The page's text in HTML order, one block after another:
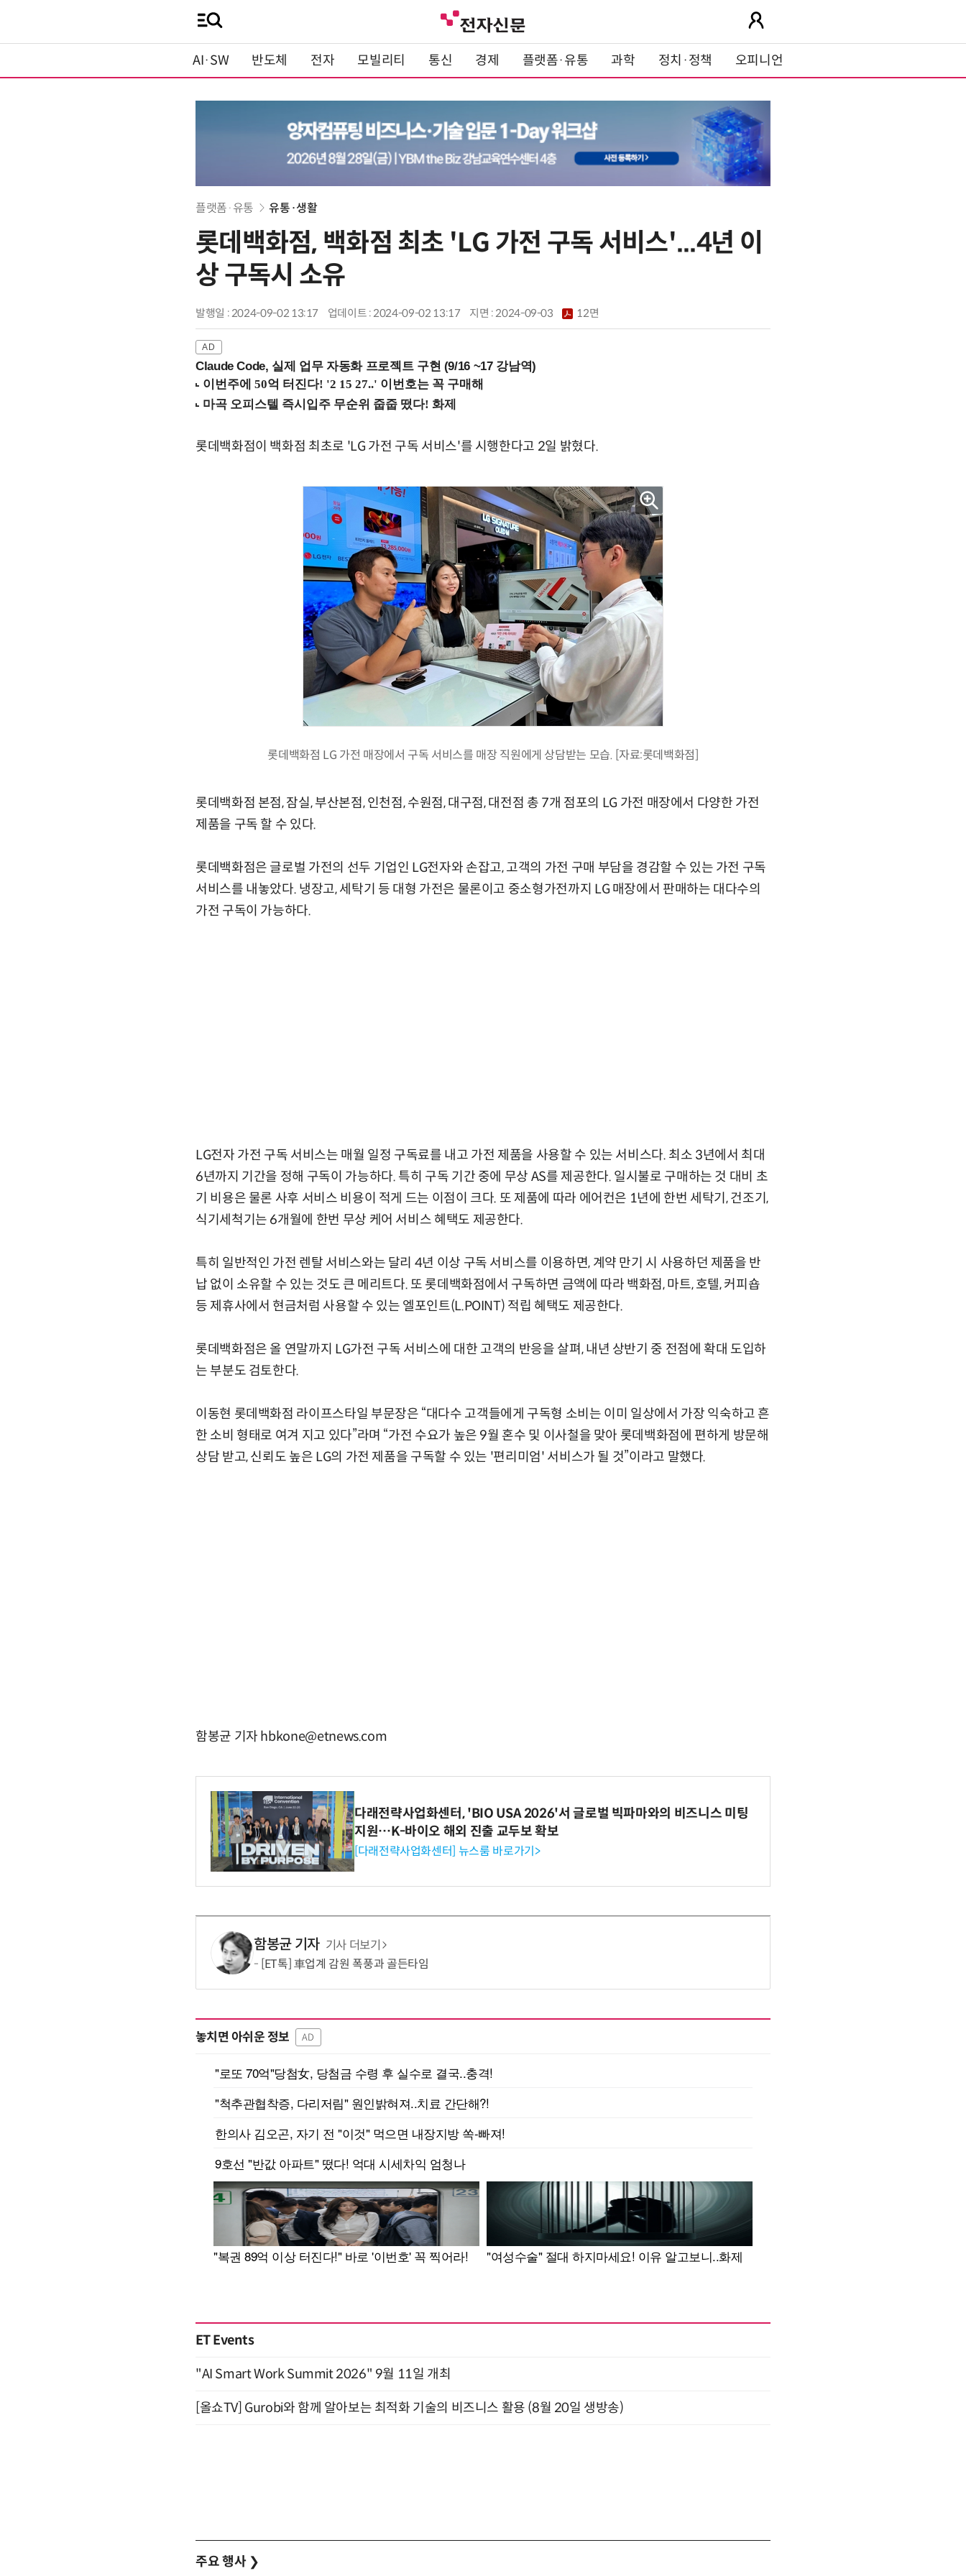
AI·SW 반도체 전자 모빌리티 통신 경제 플랫폼·유통 과학 정치·정책 오피니언
플랫폼·유통 유통·생활
롯데백화점, 백화점 최초 'LG 가전 구독 서비스'...4년 이
상 구독시 소유
발행일 : 2024-09-02 13:17 업데이트 : 2024-09-02 13:17 지면 :2024-09-03 12면
Claude Code, 실제 업무 자동화 프로젝트 구현 (9/16 ~17 강남역)
롯데백화점이 백화점 최초로 'LG 가전 구독 서비스'를 시행한다고 2일 밝혔다.
롯데백화점 LG 가전 매장에서 구독 서비스를 매장 직원에게 상담받는 모습. [자료:롯데백화점]
롯데백화점 본점, 잠실, 부산본점, 인천점, 수원점, 대구점, 대전점 총 7개 점포의 LG 가전 매장에서 다양한 가전
제품을 구독 할 수 있다.
롯데백화점은 글로벌 가전의 선두 기업인 LG전자와 손잡고, 고객의 가전 구매 부담을 경감할 수 있는 가전 구독
서비스를 내놓았다. 냉장고, 세탁기 등 대형 가전은 물론이고 중소형가전까지 LG 매장에서 판매하는 대다수의
가전 구독이 가능하다.
LG전자 가전 구독 서비스는 매월 일정 구독료를 내고 가전 제품을 사용할 수 있는 서비스다. 최소 3년에서 최대
6년까지 기간을 정해 구독이 가능하다. 특히 구독 기간 중에 무상 AS를 제공한다. 일시불로 구매하는 것 대비 초
기 비용은 물론 사후 서비스 비용이 적게 드는 이점이 크다. 또 제품에 따라 에어컨은 1년에 한번 세탁기, 건조기,
식기세척기는 6개월에 한번 무상 케어 서비스 혜택도 제공한다.
특히 일반적인 가전 렌탈 서비스와는 달리 4년 이상 구독 서비스를 이용하면, 계약 만기 시 사용하던 제품을 반
납 없이 소유할 수 있는 것도 큰 메리트다. 또 롯데백화점에서 구독하면 금액에 따라 백화점, 마트, 호텔, 커피숍
등 제휴사에서 현금처럼 사용할 수 있는 엘포인트(L.POINT) 적립 혜택도 제공한다.
롯데백화점은 올 연말까지 LG가전 구독 서비스에 대한 고객의 반응을 살펴, 내년 상반기 중 전점에 확대 도입하
는 부분도 검토한다.
이동현 롯데백화점 라이프스타일 부문장은 “대다수 고객들에게 구독형 소비는 이미 일상에서 가장 익숙하고 흔
한 소비 형태로 여겨 지고 있다”라며 “가전 수요가 높은 9월 혼수 및 이사철을 맞아 롯데백화점에 편하게 방문해
상담 받고, 신뢰도 높은 LG의 가전 제품을 구독할 수 있는 '편리미엄' 서비스가 될 것”이라고 말했다.
함봉균 기자 hbkone@etnews.com
다래전략사업화센터, 'BIO USA 2026'서 글로벌 빅파마와의 비즈니스 미팅
지원…K-바이오 해외 진출 교두보 확보
[다래전략사업화센터] 뉴스룸 바로가기>
함봉균 기자 기사 더보기
[ET톡] 車업계 감원 폭풍과 골든타임
놓치면 아쉬운 정보 AD
ET Events
"AI Smart Work Summit 2026" 9월 11일 개최
[올쇼TV] Gurobi와 함께 알아보는 최적화 기술의 비즈니스 활용 (8월 20일 생방송)
주요 행사 ❯